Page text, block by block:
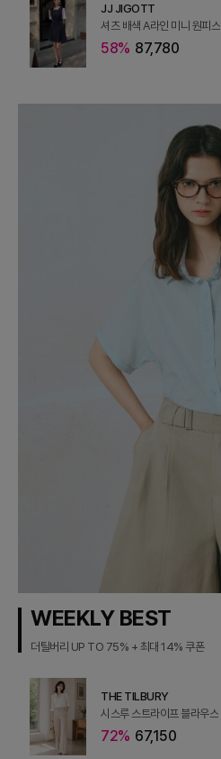
JJ JIGOTT
셔츠 배색 A라인 미니 원피스
58% 87,780
WEEKLY BEST
더틸버리 UP TO 75% + 최대 14% 쿠폰
THE TILBURY
시스루 스트라이프 블라우스
72% 67,150